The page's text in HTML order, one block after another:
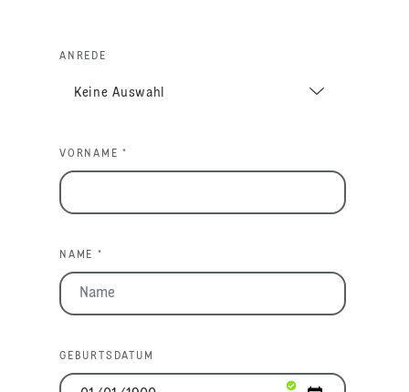
ANREDE
VORNAME *
NAME *
GEBURTSDATUM